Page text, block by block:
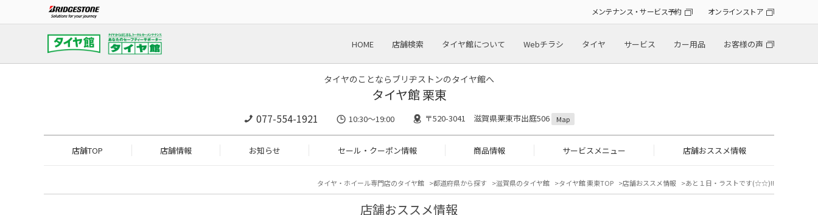
メンテナンス・サービス予約 オンラインストア
HOME 店舗検索 タイヤ館について Webチラシ タイヤ サービス カー用品 お客様の声
タイヤのことならブリヂストンのタイヤ館へ
タイヤ館 栗東
077-554-1921 10:30～19:00 〒520-3041 滋賀県栗東市出庭506 Map
店舗TOP 店舗情報 お知らせ セール・クーポン情報 商品情報 サービスメニュー 店舗おススメ情報
タイヤ・ホイール専門店のタイヤ館 都道府県から探す 滋賀県のタイヤ館 タイヤ館 栗東TOP 店舗おススメ情報 あと１日・ラストです(☆☆)!!
店舗おススメ情報